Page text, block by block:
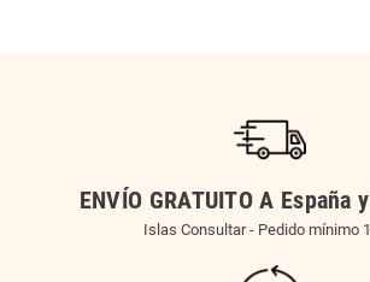
ENVÍO GRATUITO A España
Islas Consultar - Pedido mínimo